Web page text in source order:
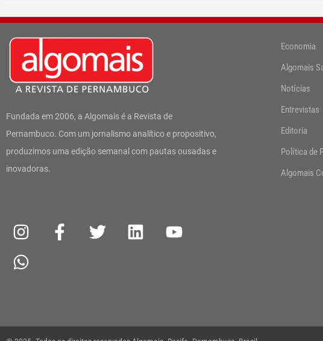
Fundada em 2006, a Algomais é a Revista de
Pernambuco. Com um jornalismo analítico e propositivo,
produzimos uma edição semanal com pautas ousadas e
inovadoras.
n
s
t
a
a
c
k
w
i
n
n
o
h
a
t
p
Economia
Algomais
Notícias
Entrevistas
Editoria
Política de
Algomais